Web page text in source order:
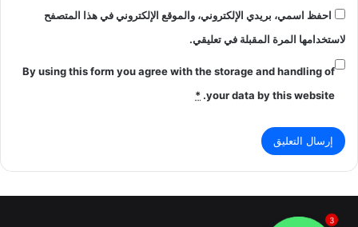
احفظ اسمي، بريدي الإلكتروني، والموقع الإلكتروني في هذا المتصفح
لاستخدامها المرة المقبلة في تعليقي.
By using this form you agree with the storage and handling of
your data by this website.
*
3